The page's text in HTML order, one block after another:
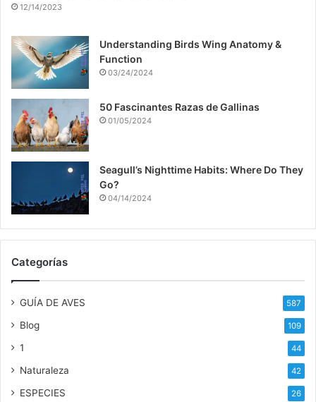
12/14/2023
Understanding Birds Wing Anatomy &
Function
03/24/2024
50 Fascinantes Razas de Gallinas
01/05/2024
Seagull’s Nighttime Habits: Where Do They
Go?
04/14/2024
Categorías
GUÍA DE AVES 587
Blog 109
1 44
Naturaleza 42
ESPECIES 26